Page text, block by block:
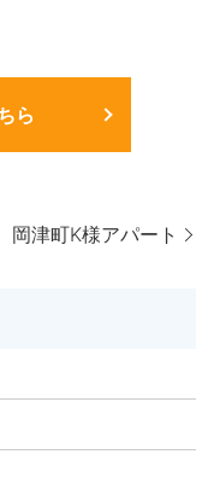
ら
岡津町K様アパート